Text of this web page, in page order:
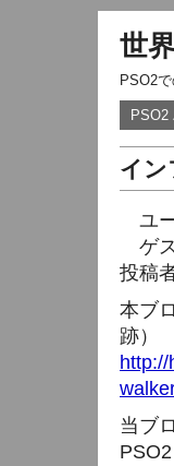
世
PSO2
PSO2
イン
ユ
ゲ
投稿
本ブ
跡）
当ブ